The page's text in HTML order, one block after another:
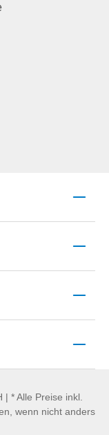
* Alle Preise inkl.
wenn nicht anders